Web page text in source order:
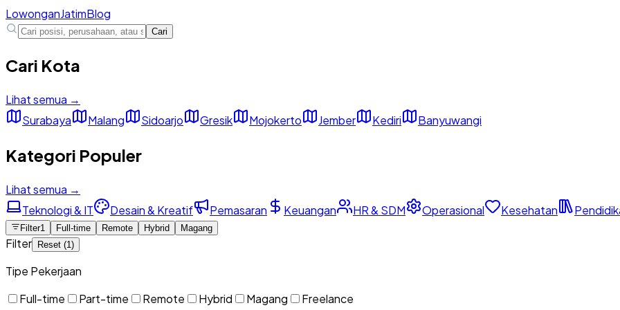
LowonganJatimBlog
Cari
Cari Kota
Lihat semua →
Surabaya
Malang Sidoarjo Gresik Mojokerto Jember Kediri Banyuwangi
Kategori Populer
Lihat semua →
Teknologi & IT
Desain & Kreatif Pemasaran Keuangan HR & SDM Operasional Kesehatan
Filter1 Full-time Remote Hybrid Magang
Filter Reset (1)
Tipe Pekerjaan
Full-time
Part-time Remote Hybrid Magang Freelance